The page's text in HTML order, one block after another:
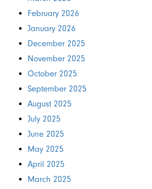
February 2026
January 2026
December 2025
November 2025
October 2025
September 2025
August 2025
July 2025
June 2025
May 2025
April 2025
March 2025